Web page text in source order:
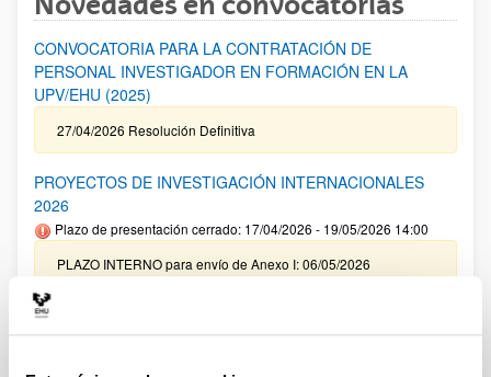
CONVOCATORIA PARA LA CONTRATACIÓN DE
PERSONAL INVESTIGADOR EN FORMACIÓN EN LA
UPV/EHU (2025)
27/04/2026 Resolución Definitiva
PROYECTOS DE INVESTIGACIÓN INTERNACIONALES
2026
Plazo de presentación cerrado: 17/04/2026 - 19/05/2026 14:00
PLAZO INTERNO para envío de Anexo I: 06/05/2026
(inclusive) / PLAZO INTERNO para solicitar Autorización
14/05/2026